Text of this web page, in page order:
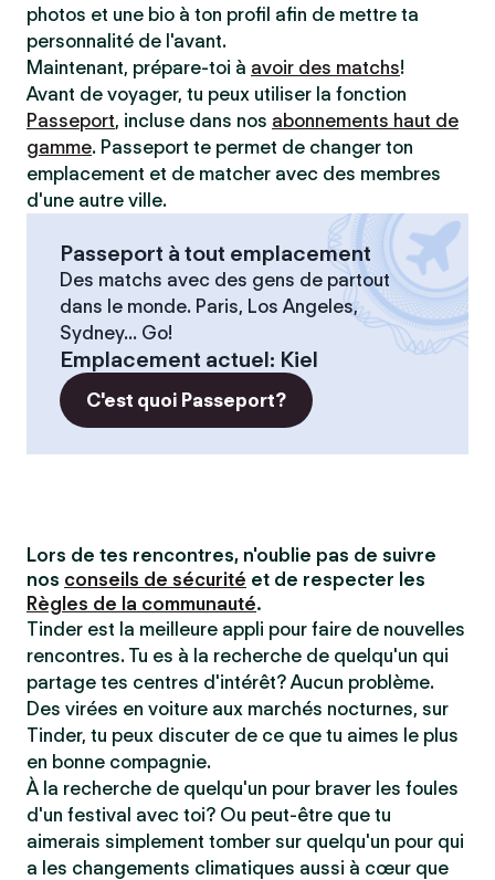
photos et une bio à ton profil afin de mettre ta
personnalité de l'avant.
Maintenant, prépare-toi à avoir des matchs!
Avant de voyager, tu peux utiliser la fonction
Passeport, incluse dans nos abonnements haut de
gamme. Passeport te permet de changer ton
emplacement et de matcher avec des membres
d'une autre ville.
Passeport à tout emplacement
Des matchs avec des gens de partout
dans le monde. Paris, Los Angeles,
Sydney... Go!
Emplacement actuel: Kiel
C'est quoi Passeport?
Lors de tes rencontres, n'oublie pas de suivre
nos conseils de sécurité et de respecter les
Règles de la communauté.
Tinder est la meilleure appli pour faire de nouvelles
rencontres. Tu es à la recherche de quelqu'un qui
partage tes centres d'intérêt? Aucun problème.
Des virées en voiture aux marchés nocturnes, sur
Tinder, tu peux discuter de ce que tu aimes le plus
en bonne compagnie.
À la recherche de quelqu'un pour braver les foules
d'un festival avec toi? Ou peut-être que tu
aimerais simplement tomber sur quelqu'un pour qui
a les changements climatiques aussi à cœur que